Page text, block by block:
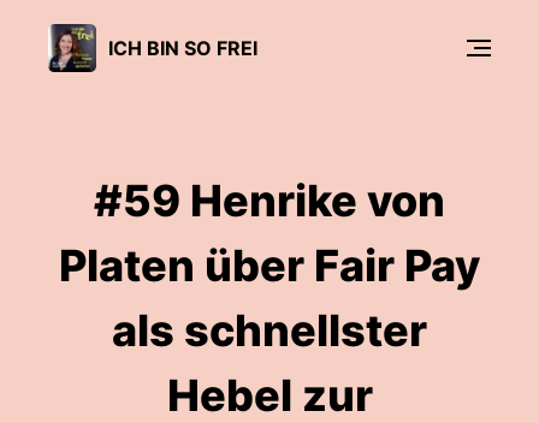
ICH BIN SO FREI
#59 Henrike von
Platen über Fair Pay
als schnellster
Hebel zur